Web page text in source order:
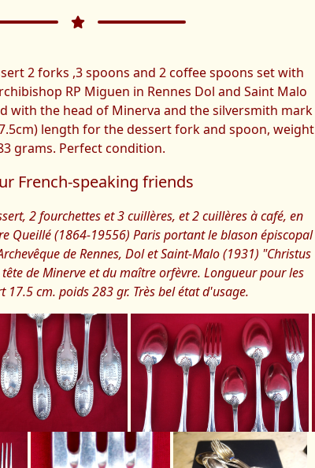
2 forks ,3 spoons and 2 coffee spoons set with
RP Miguen in Rennes Dol and Saint Malo
with the head of Minerva and the silversmith mark
length for the dessert fork and spoon, weight
grams. Perfect condition.
French-speaking friends
2 fourchettes et 3 cuillères, et 2 cuillères à café, en
Queillé (1864-19556) Paris portant le blason épiscopal
de Rennes, Dol et Saint-Malo (1931) "Christus
de Minerve et du maître orfèvre. Longueur pour les
17.5 cm. poids 283 gr. Très bel état d'usage.